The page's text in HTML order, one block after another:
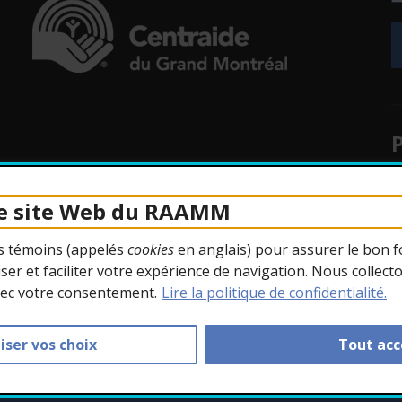
site Web du RAAMM
témoins (appelés cookiesen anglais) pour assurer le bon
et faciliter votre expérience de navigation. Nous
votre consentement. Lire la politique de confidentialité.
vos choix Tout
fenêtre.
fenêtre.
fenêtre.